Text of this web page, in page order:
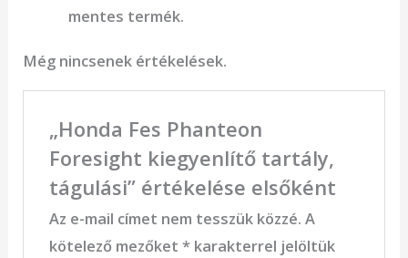
mentes termék.
Még nincsenek értékelések.
„Honda Fes Phanteon
Foresight kiegyenlítő tartály,
tágulási” értékelése elsőként
Az e-mail címet nem tesszük közzé. A
kötelező mezőket *karakterrel jelöltük